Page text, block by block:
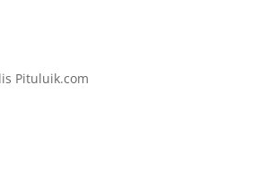
Pituluik.com